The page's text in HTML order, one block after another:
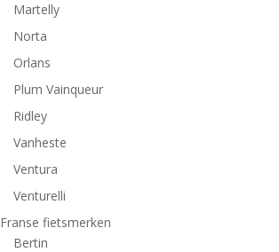
Martelly
Norta
Orlans
Plum Vainqueur
Ridley
Vanheste
Ventura
Venturelli
Franse fietsmerken
Bertin